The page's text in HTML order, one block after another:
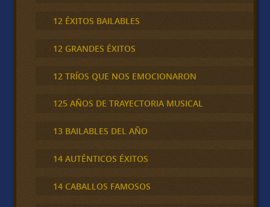
12 ÉXITOS BAILABLES
12 GRANDES ÉXITOS
12 TRÍOS QUE NOS EMOCIONARON
125 AÑOS DE TRAYECTORIA MUSICAL
13 BAILABLES DEL AÑO
14 AUTÉNTICOS ÉXITOS
14 CABALLOS FAMOSOS